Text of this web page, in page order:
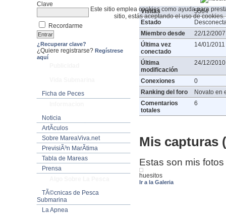
Este sitio emplea cookies como ayuda para
sitio, estás aceptando el uso de cookies.
Clave
Recordarme
¿Recuperar clave?
¿Quiere registrarse? Regístrese
aquí
Ficha de Peces
Noticia
ArtÃ­culos
Sobre MareaViva.net
PrevisiÃ³n MarÃ­tima
Tabla de Mareas
Prensa
TÃ©cnicas de Pesca
Submarina
La Apnea
Visitas
5564
Estado
Miembro desde
22/12/
Última vez
conectado
14/01/
Última
modificación
24/12/
Conexiones
0
Ranking del foro
Novato en
Comentarios
totales
6
Mis capturas
Estas son mis
huesitos
Ir a la Galeria